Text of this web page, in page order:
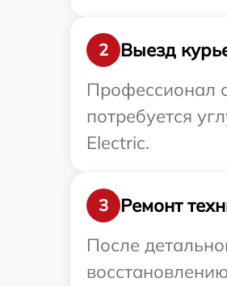
2
Выезд
Профессионал
потребуется
Electric.
3
Ремонт
После